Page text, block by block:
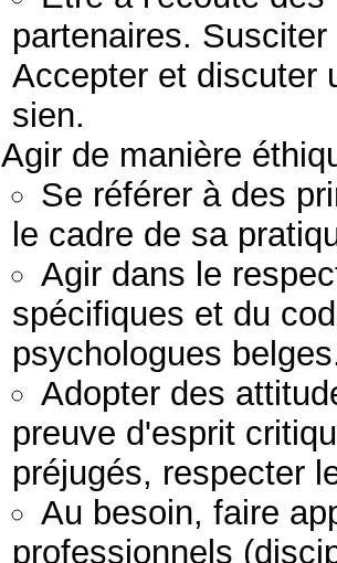
partenaires.
Accepter et discuter
sien.
Agir de manière
Se référer à des
le cadre de sa
Agir dans le
spécifiques et du
psychologues
Adopter des
preuve d'esprit
préjugés, respecter
Au besoin, faire
professionnels